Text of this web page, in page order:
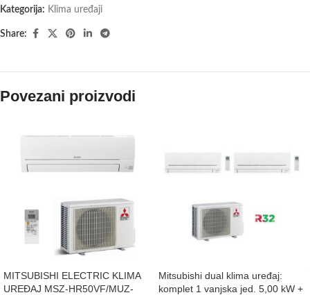
Kategorija: Klima uređaji
Share:
Povezani proizvodi
MITSUBISHI ELECTRIC KLIMA
UREĐAJ MSZ-HR50VF/MUZ-
Mitsubishi dual klima uređaj:
komplet 1 vanjska jed. 5,00 kW +